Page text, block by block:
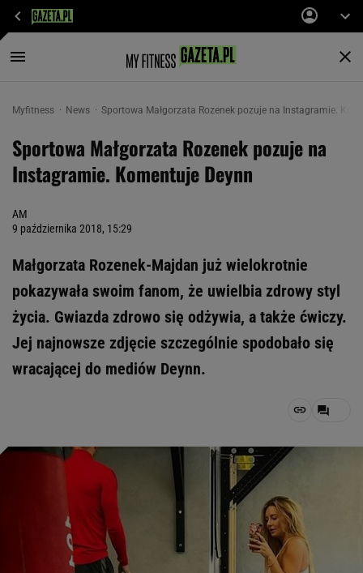
Myfitness News Sportowa Małgorzata Rozenek pozuje na Instagramie.
Sportowa Małgorzata Rozenek pozuje na
Instagramie. Komentuje Deynn
AM
9 października 2018, 15:29
Małgorzata Rozenek-Majdan już wielokrotnie
pokazywała swoim fanom, że uwielbia zdrowy styl
życia. Gwiazda zdrowo się odżywia, a także ćwiczy.
Jej najnowsze zdjęcie szczególnie spodobało się
wracającej do mediów Deynn.